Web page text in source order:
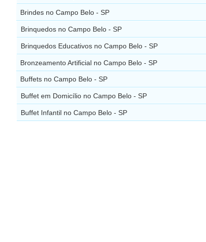
Brindes no Campo Belo - SP
Brinquedos no Campo Belo - SP
Brinquedos Educativos no Campo Belo - SP
Bronzeamento Artificial no Campo Belo - SP
Buffets no Campo Belo - SP
Buffet em Domicílio no Campo Belo - SP
Buffet Infantil no Campo Belo - SP